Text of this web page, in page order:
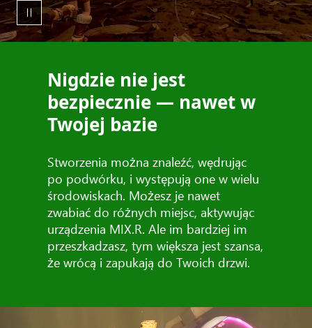
Nigdzie nie jest
bezpiecznie — nawet w
Twojej bazie
Stworzenia można znaleźć, wędrując
po podwórku, i występują one w wielu
środowiskach. Możesz je nawet
zwabiać do różnych miejsc, aktywując
urządzenia MIX.R. Ale im bardziej im
przeszkadzasz, tym większa jest szansa,
że wrócą i zapukają do Twoich drzwi.